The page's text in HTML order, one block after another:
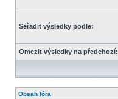
Seřadit výsledky podle:
Omezit výsledky na předchozí:
Obsah fóra